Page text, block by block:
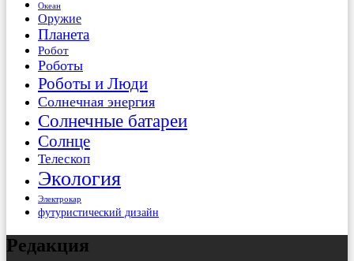
Океан
Оружие
Планета
Робот
Роботы
Роботы и Люди
Солнечная энергия
Солнечные батареи
Солнце
Телескоп
Экология
Электрокар
футуристический дизайн
Редакция